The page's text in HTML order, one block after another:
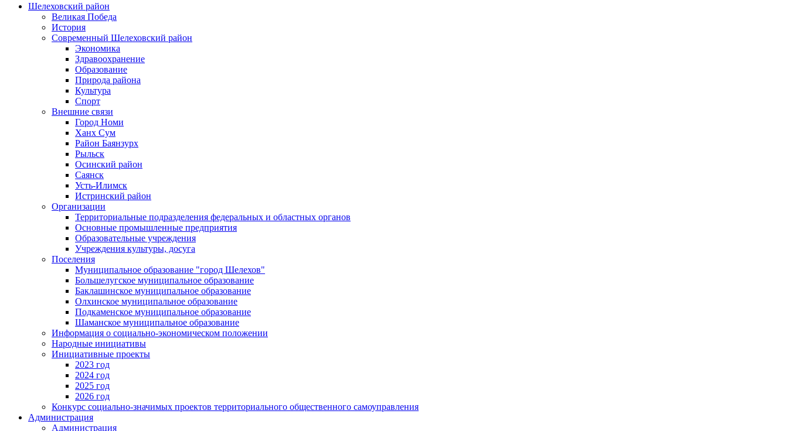
Шелеховский район
Великая Победа
История
Современный Шелеховский район
Экономика
Здравоохранение
Образование
Природа района
Культура
Спорт
Внешние связи
Город Номи
Ханх Сум
Район Баянзурх
Рыльск
Осинский район
Саянск
Усть-Илимск
Истринский район
Организации
Территориальные подразделения федеральных и областных органов
Основные промышленные предприятия
Образовательные учреждения
Учреждения культуры, досуга
Поселения
Муниципальное образование "город Шелехов"
Большелугское муниципальное образование
Баклашинское муниципальное образование
Олхинское муниципальное образование
Подкаменское муниципальное образование
Шаманское муниципальное образование
Информация о социально-экономическом положении
Народные инициативы
Инициативные проекты
2023 год
2024 год
2025 год
2026 год
Конкурс социально-значимых проектов территориального общественного самоуправления
Администрация
Администрация